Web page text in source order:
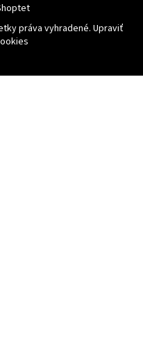
práva vyhradené.Upraviť